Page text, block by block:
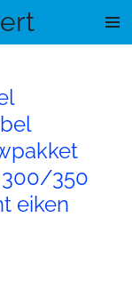
300/350
eiken